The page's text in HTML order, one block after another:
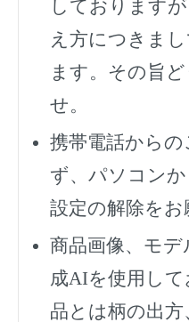
しております
え方につきま
ます。その旨
せ。
携帯電話から
ず、 パソコン
設定の解除をお
商品画像、モデ
成AIを使用し
品とは柄の出方